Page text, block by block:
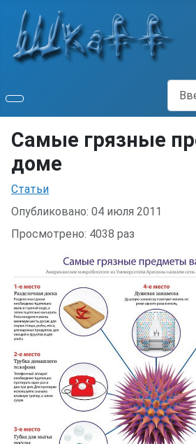
Поиск
Самые грязные
доме
Информация о материале
Статьи
Опубликовано: 04 июля 2011
Просмотрено: 4038 раз